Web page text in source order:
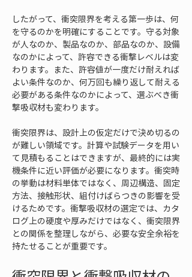
したがって、衝突限界を考える第一歩は、何
を守るのかを明確にすることです。守る対象
が人なのか、製品なのか、部品なのか、設備
なのかによって、許容できる衝撃レベルは変
わります。また、許容値が一度だけ耐えれば
よい条件なのか、何万回も繰り返して耐える
必要がある条件なのかによって、選ぶべき衝
撃吸収材も変わります。
衝突限界は、設計上の仮定だけで決め切るの
が難しい領域です。計算や試験データを用い
て見積もることはできますが、最終的には実
機条件に近い評価が必要になります。衝突時
の挙動は材料単体ではなく、周辺構造、固定
方法、接触形状、組付けばらつきの影響を受
けるためです。衝撃吸収材の選定では、カタ
ログ上の硬度や厚みだけではなく、衝突限界
との関係を整理しながら、必要な安全余裕を
持たせることが重要です。